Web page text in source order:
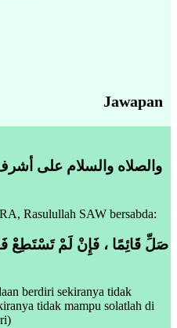
Jawapan
والصلاه والسلام على
Rasulullah SAW bersabda:
صَلِّ قَائِمًا ، فَإِنْ لَمْ تَسْتَطِعْ
berdiri sekiranya tidak
tidak mampu solatlah di